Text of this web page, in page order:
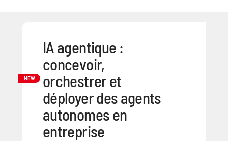
NEW
IA agentique :
concevoir,
orchestrer et
déployer des agents
autonomes en
entreprise